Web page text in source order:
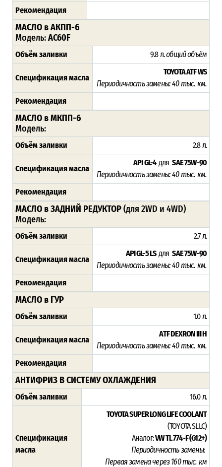
Рекомендация
МАСЛО в АКПП-6
Модель:AC60F
Объём заливки 9.8 л.общий объём
Спецификация масла
TOYOTA ATF WS
Периодичность замены: 40 тыс. км.
Рекомендация
МАСЛО в МКПП-6
Модель:
Объём заливки 2.8 л.
Спецификация масла
API GL-4 дляSAE 75W-90
Периодичность замены: 40 тыс. км.
Рекомендация
МАСЛО в ЗАДНИЙ РЕДУКТОР(для 2WD и 4WD)
Модель:
Объём заливки 2.7 л.
Спецификация масла
API GL-5 LS дляSAE 75W-90
Периодичность замены: 40 тыс. км.
Рекомендация
МАСЛО в ГУР
Объём заливки 1.0 л.
Спецификация масла
ATF DEXRON III H
Периодичность замены: 40 тыс. км.
Рекомендация
АНТИФРИЗ В СИСТЕМУ ОХЛАЖДЕНИЯ
Объём заливки 16.0 л.
Спецификация
масла
TOYOTA SUPER LONG LIFE COOLANT
(TOYOTA SLLC)
Аналог:VW TL 774-F (G12+)
Периодичность замены:
Первая замена через 160 тыс. км